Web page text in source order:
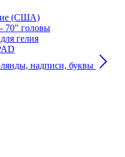
(США)
70" головы
гелия
надписи, буквы